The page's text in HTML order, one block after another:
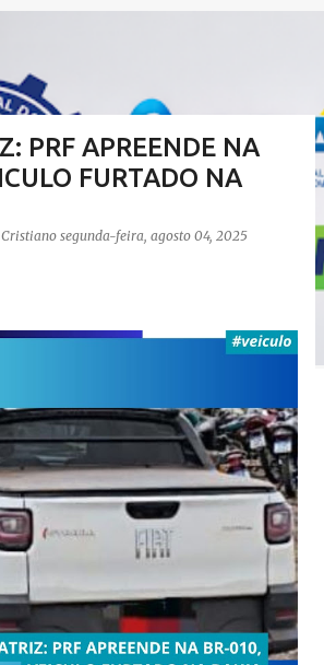
PRF APREENDE NA
FURTADO NA
segunda-feira, agosto 04, 2025